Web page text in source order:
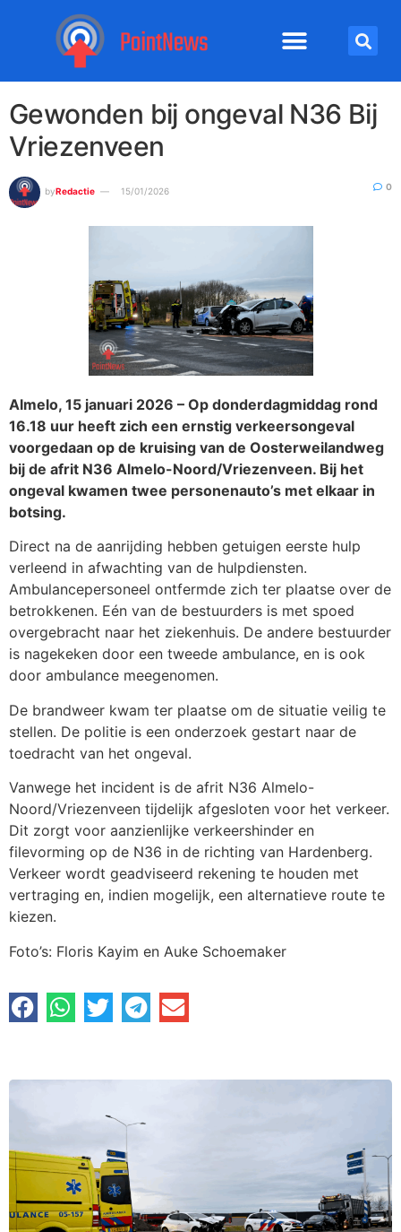
Gewonden bij ongeval N36 Bij
Vriezenveen
byRedactie 15/01/2026 0
Almelo, 15 januari 2026 – Op donderdagmiddag rond
16.18 uur heeft zich een ernstig verkeersongeval
voorgedaan op de kruising van de Oosterweilandweg
bij de afrit N36 Almelo-Noord/Vriezenveen. Bij het
ongeval kwamen twee personenauto’s met elkaar in
botsing.
Direct na de aanrijding hebben getuigen eerste hulp
verleend in afwachting van de hulpdiensten.
Ambulancepersoneel ontfermde zich ter plaatse over de
betrokkenen. Eén van de bestuurders is met spoed
overgebracht naar het ziekenhuis. De andere bestuurder
is nagekeken door een tweede ambulance, en is ook
door ambulance meegenomen.
De brandweer kwam ter plaatse om de situatie veilig te
stellen. De politie is een onderzoek gestart naar de
toedracht van het ongeval.
Vanwege het incident is de afrit N36 Almelo-
Noord/Vriezenveen tijdelijk afgesloten voor het verkeer.
Dit zorgt voor aanzienlijke verkeershinder en
filevorming op de N36 in de richting van Hardenberg.
Verkeer wordt geadviseerd rekening te houden met
vertraging en, indien mogelijk, een alternatieve route te
kiezen.
Foto’s: Floris Kayim en Auke Schoemaker